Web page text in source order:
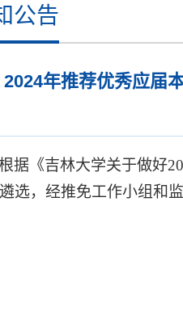
公告
2024年推荐优秀应届
据《吉林大学关于做好
选，经推免工作小组和